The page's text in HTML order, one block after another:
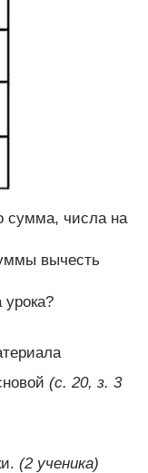
сумма, числа на
вычесть
урока?
(с. 20, з. 3
(2 ученика)